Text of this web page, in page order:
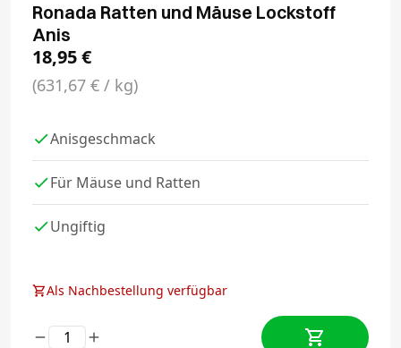
Ronada Ratten und Mäuse Lockstoff
Anis
18,95€
(631,67 € / kg)
Anisgeschmack
Für Mäuse und Ratten
Ungiftig
Als Nachbestellung verfügbar